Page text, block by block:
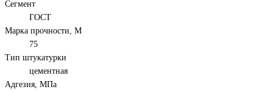
Сегмент
ГОСТ
Марка прочности, М
75
Тип штукатурки
цементная
Адгезия, МПа